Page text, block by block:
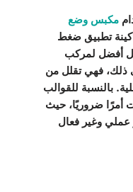
مكبس وضع
تطبيق ضغط
أفضل لمركب
ذلك، فهي تقلل من
بالنسبة للقوالب
أمرًا ضروريًا، حيث
عملي وغير فعال